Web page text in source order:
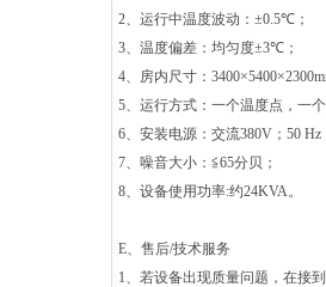
2、运行中温度波动：±0.5℃ ；
3、温度偏差：均匀度±3℃ ；
4、房内尺寸： 3400×5400×
5、运行方式：一个温度点，一
6、安装电源：交流380V ； 50 Hz
7、噪音大小：≦65分贝；
8、设备使用功率:约24KVA。
E、售后/技术服务
1、若设备出现质量问题，在接